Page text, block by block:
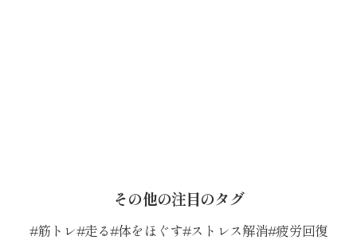
その他の注目のタグ
筋トレ 走る 体をほぐす ストレス解消 疲労回復